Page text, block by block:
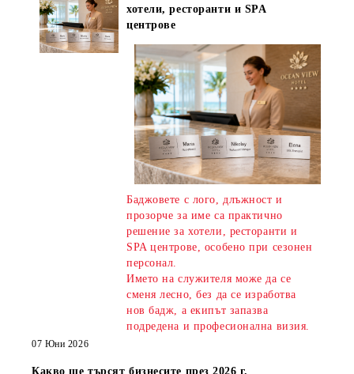
хотели, ресторанти и SPA
центрове
Баджовете с лого, длъжност и
прозорче за име са практично
решение за хотели, ресторанти и
SPA центрове, особено при сезонен
персонал.
Името на служителя може да се
сменя лесно, без да се изработва
нов бадж, а екипът запазва
подредена и професионална визия.
07 Юни 2026
Какво ще търсят бизнесите през 2026 г.